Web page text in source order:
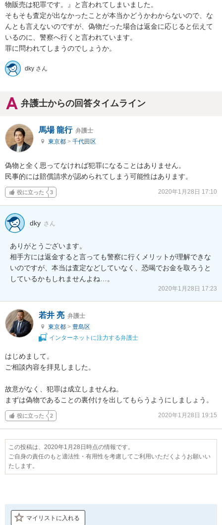
物販売は犯罪です。』と言われてしまいました。
そもそも査定が出なかったことが本当かどうかわからないので、な
んとも言えないのですが、偽物だった場合は返金に応じると伝えて
いるのに、警察へ行くと言われています。
罪に問われてしまうのでしょうか。
dky さん
弁護士からの回答タイムライン
馬場 龍行 弁護士
東京都 > 千代田区
偽物と全く思ってなければ犯罪になることはありません。
民事的には賠償請求が認められてしまう可能性はあります。
役に立った 3 2020年1月28日 17:10
dky さん
ありがとうございます。
相手方には返金すると言っても警察に行くメリットが理解できな
いのですが、本当は査定などしていなく、恐喝でお金を取ろうと
しているかもしれませんよね…。
2020年1月28日 17:23
若井 亮 弁護士
東京都 > 豊島区
インターネットに注力する弁護士
はじめまして。
ご相談内容を拝見しました。
故意がなく、犯罪は成立しませんね。
まずは偽物であることの裏付けを出してもらうようにしましょう。
役に立った 2 2020年1月28日 19:15
この投稿は、2020年1月28日時点の情報です。
ご自身の責任のもと適法性・有用性を考慮してご利用いただくようお願いい
たします。
マイリストに入れる